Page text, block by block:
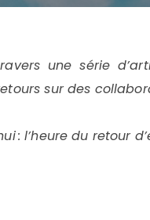
une série
sur des
: l’heure du retour